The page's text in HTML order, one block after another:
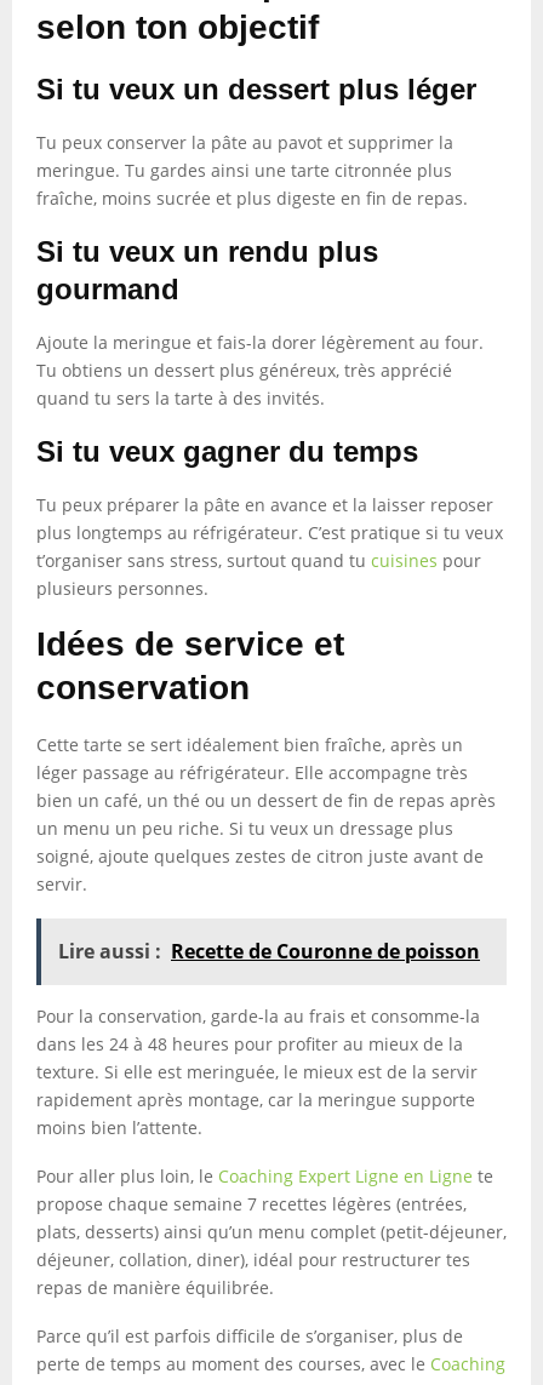
selon ton objectif
Si tu veux un dessert plus léger
Tu peux conserver la pâte au pavot et supprimer la
meringue. Tu gardes ainsi une tarte citronnée plus
fraîche, moins sucrée et plus digeste en fin de repas.
Si tu veux un rendu plus
gourmand
Ajoute la meringue et fais-la dorer légèrement au four.
Tu obtiens un dessert plus généreux, très apprécié
quand tu sers la tarte à des invités.
Si tu veux gagner du temps
Tu peux préparer la pâte en avance et la laisser reposer
plus longtemps au réfrigérateur. C’est pratique si tu veux
t’organiser sans stress, surtout quand tu cuisines pour
plusieurs personnes.
Idées de service et
conservation
Cette tarte se sert idéalement bien fraîche, après un
léger passage au réfrigérateur. Elle accompagne très
bien un café, un thé ou un dessert de fin de repas après
un menu un peu riche. Si tu veux un dressage plus
soigné, ajoute quelques zestes de citron juste avant de
servir.
Lire aussi : Recette de Couronne de poisson
Pour la conservation, garde-la au frais et consomme-la
dans les 24 à 48 heures pour profiter au mieux de la
texture. Si elle est meringuée, le mieux est de la servir
rapidement après montage, car la meringue supporte
moins bien l’attente.
Pour aller plus loin, le Coaching Expert Ligne en Ligne te
propose chaque semaine 7 recettes légères (entrées,
plats, desserts) ainsi qu’un menu complet (petit-déjeuner,
déjeuner, collation, diner), idéal pour restructurer tes
repas de manière équilibrée.
Parce qu’il est parfois difficile de s’organiser, plus de
perte de temps au moment des courses, avec le Coaching